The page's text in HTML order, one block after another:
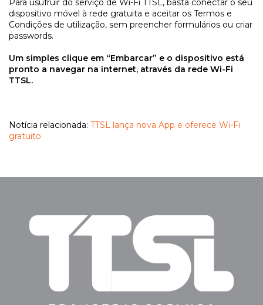
Para usufruir do serviço de Wi-Fi TTSL, basta conectar o seu
dispositivo móvel à rede gratuita e aceitar os Termos e
Condições de utilização, sem preencher formulários ou criar
passwords.
Um simples clique em “Embarcar” e o dispositivo está
pronto a navegar na internet, através da rede Wi-Fi
TTSL.
Notícia relacionada: TTSL lança nova App e oferece Wi-Fi
gratuito